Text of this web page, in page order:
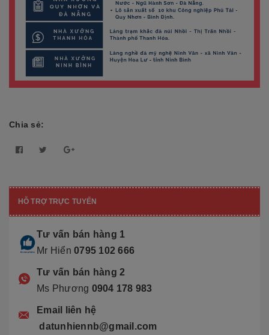
Chia sẻ:
HỖ TRỢ TRỰC TUYẾN
Tư vấn bán hàng 1
Mr Hiển 0795 102 666
Tư vấn bán hàng 2
Ms Phương 0904 178 983
Email liên hệ
datunhiennb@gmail.com